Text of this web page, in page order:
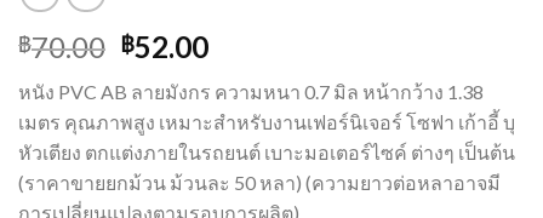
฿70.00 Original
was:
฿70.00.
฿52.00Current
is:
฿52.00.
หนัง PVC AB ลายมังกร ความหนา 0.7 มิล หน้ากว้าง 1.38
เมตร คุณภาพสูง เหมาะสำหรับงานเฟอร์นิเจอร์ โซฟา เก้าอี้ บุ
หัวเตียง ตกแต่งภายในรถยนต์ เบาะมอเตอร์ไซค์ ต่างๆ เป็นต้น
(ราคาขายยกม้วน ม้วนละ 50 หลา) (ความยาวต่อหลาอาจมี
การเปลี่ยนแปลงตามรอบการผลิต)